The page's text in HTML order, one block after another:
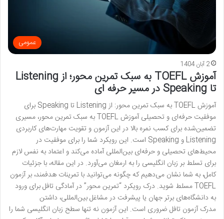
عمومی
2 آبان 1404
آموزش TOEFL به سبک تمرین محور؛ از Listening
تا Speaking در مسیر حرفه ای
آموزش TOEFL به سبک تمرین محور: از Listening تا Speaking برای
موفقیت حرفه‌ای و تحصیلی آموزش TOEFL به سبک تمرین محور، مسیری
تضمین‌شده برای کسب نمره بالا در این آزمون و تقویت مهارت‌های کاربردی
Listening و Speaking است. این رویکرد شما را برای موفقیت در
محیط‌های تحصیلی و حرفه‌ای بین‌المللی آماده می‌کند و اعتماد به نفس لازم
برای تسلط بر زبان انگلیسی را به ارمغان می‌آورد. در این مقاله، با جزئیات
کامل، به شما نشان می‌دهیم که چگونه می‌توانید با تمرینات هدفمند، بر آزمون
TOEFL مسلط شوید. درک رویکرد “تمرین محور” در آمادگی تافل برای ورود
به دانشگاه‌های برتر جهان یا پیشرفت در مشاغل بین‌المللی، داشتن
مدرک آزمون تافل ضروری است. این آزمون نه تنها سطح زبان انگلیسی شما را